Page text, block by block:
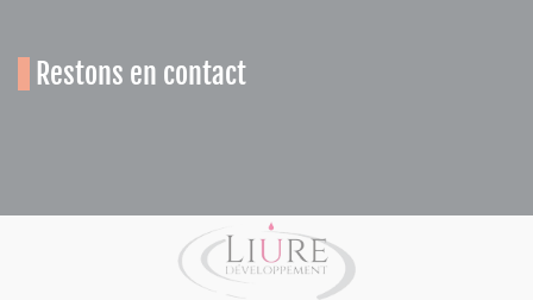
Restons en contact